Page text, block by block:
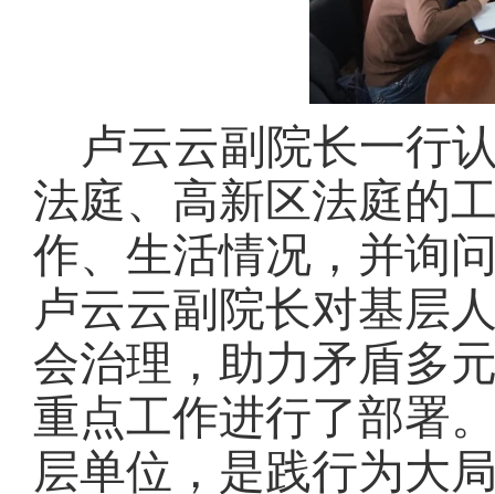
卢云云副院长一行
法庭、高新区法庭的
作、生活情况，并询
卢云云副院长对基层
会治理，助力矛盾多
重点工作进行了部署
层单位，是践行为大